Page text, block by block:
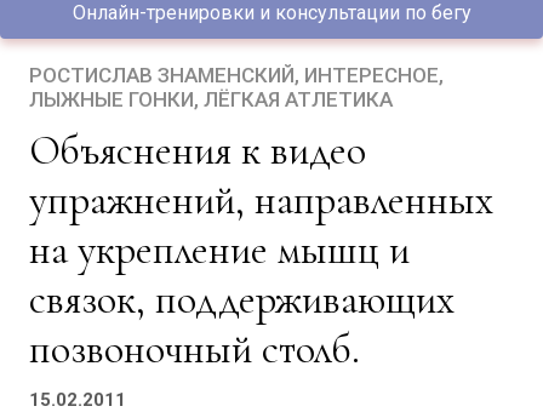
Онлайн-тренировки и консультации по бегу
РОСТИСЛАВ ЗНАМЕНСКИЙ ИНТЕРЕСНОЕ
ЛЫЖНЫЕ ГОНКИ ЛЁГКАЯ АТЛЕТИКА
Объяснения к видео
упражнений, направленных
на укрепление мышц и
связок, поддерживающих
позвоночный столб.
15.02.2011